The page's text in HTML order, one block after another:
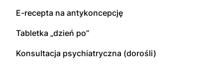
E-recepta na antykoncepcję
Tabletka „dzień po”
Konsultacja psychiatryczna (dorośli)